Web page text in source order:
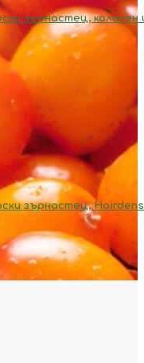
зърнастец, колаген
зърнастец,